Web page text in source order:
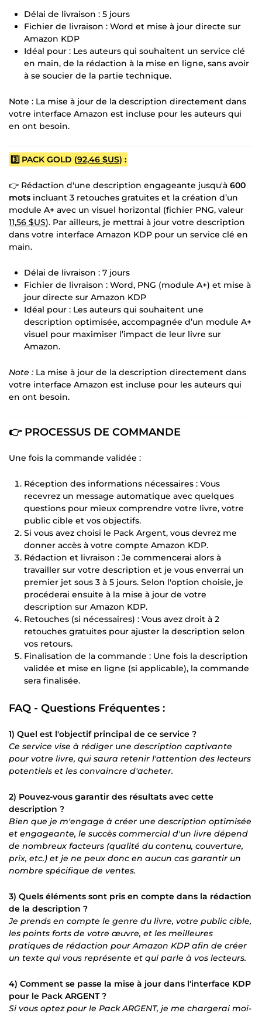
Délai de livraison : 5 jours
Fichier de livraison : Word et mise à jour directe sur
Amazon KDP
Idéal pour : Les auteurs qui souhaitent un service clé
en main, de la rédaction à la mise en ligne, sans avoir
à se soucier de la partie technique.
Note : La mise à jour de la description directement dans
votre interface Amazon est incluse pour les auteurs qui
en ont besoin.
3️⃣ PACK GOLD (92,46 $US) :
👉 Rédaction d'une description engageante jusqu'à 600
mots incluant 3 retouches gratuites et la création d’un
module A+ avec un visuel horizontal (fichier PNG, valeur
11,56 $US). Par ailleurs, je mettrai à jour votre description
dans votre interface Amazon KDP pour un service clé en
main.
Délai de livraison : 7 jours
Fichier de livraison : Word, PNG (module A+) et mise à
jour directe sur Amazon KDP
Idéal pour : Les auteurs qui souhaitent une
description optimisée, accompagnée d’un module A+
visuel pour maximiser l’impact de leur livre sur
Amazon.
Note : La mise à jour de la description directement dans
votre interface Amazon est incluse pour les auteurs qui
en ont besoin.
👉 PROCESSUS DE COMMANDE
Une fois la commande validée :
Réception des informations nécessaires : Vous
recevrez un message automatique avec quelques
questions pour mieux comprendre votre livre, votre
public cible et vos objectifs.
Si vous avez choisi le Pack Argent, vous devrez me
donner accès à votre compte Amazon KDP.
Rédaction et livraison : Je commencerai alors à
travailler sur votre description et je vous enverrai un
premier jet sous 3 à 5 jours. Selon l'option choisie, je
procéderai ensuite à la mise à jour de votre
description sur Amazon KDP.
Retouches (si nécessaires) : Vous avez droit à 2
retouches gratuites pour ajuster la description selon
vos retours.
Finalisation de la commande : Une fois la description
validée et mise en ligne (si applicable), la commande
sera finalisée.
FAQ - Questions Fréquentes :
1) Quel est l'objectif principal de ce service ?
Ce service vise à rédiger une description captivante
pour votre livre, qui saura retenir l'attention des lecteurs
potentiels et les convaincre d'acheter.
2) Pouvez-vous garantir des résultats avec cette
description ?
Bien que je m'engage à créer une description optimisée
et engageante, le succès commercial d'un livre dépend
de nombreux facteurs (qualité du contenu, couverture,
prix, etc.) et je ne peux donc en aucun cas garantir un
nombre spécifique de ventes.
3) Quels éléments sont pris en compte dans la rédaction
de la description ?
Je prends en compte le genre du livre, votre public cible,
les points forts de votre œuvre, et les meilleures
pratiques de rédaction pour Amazon KDP afin de créer
un texte qui vous représente et qui parle à vos lecteurs.
4) Comment se passe la mise à jour dans l'interface KDP
pour le Pack ARGENT ?
Si vous optez pour le Pack ARGENT, je me chargerai moi-